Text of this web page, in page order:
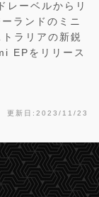
レーベルからリ
ランドのミニ
ラリアの新鋭
EPをリリース
更新日:2023/11/23